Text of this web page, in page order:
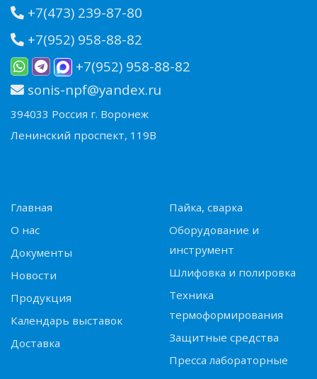
+7(473) 239-87-80
+7(952) 958-88-82
+7(952) 958-88-82
sonis-npf@yandex.ru
394033 Россия г. Воронеж
Ленинский проспект, 119В
Главная
О нас
Документы
Новости
Продукция
Календарь выставок
Доставка
Пайка, сварка
Оборудование и
инструмент
Шлифовка и полировка
Техника
термоформирования
Защитные средства
Пресса лабораторные